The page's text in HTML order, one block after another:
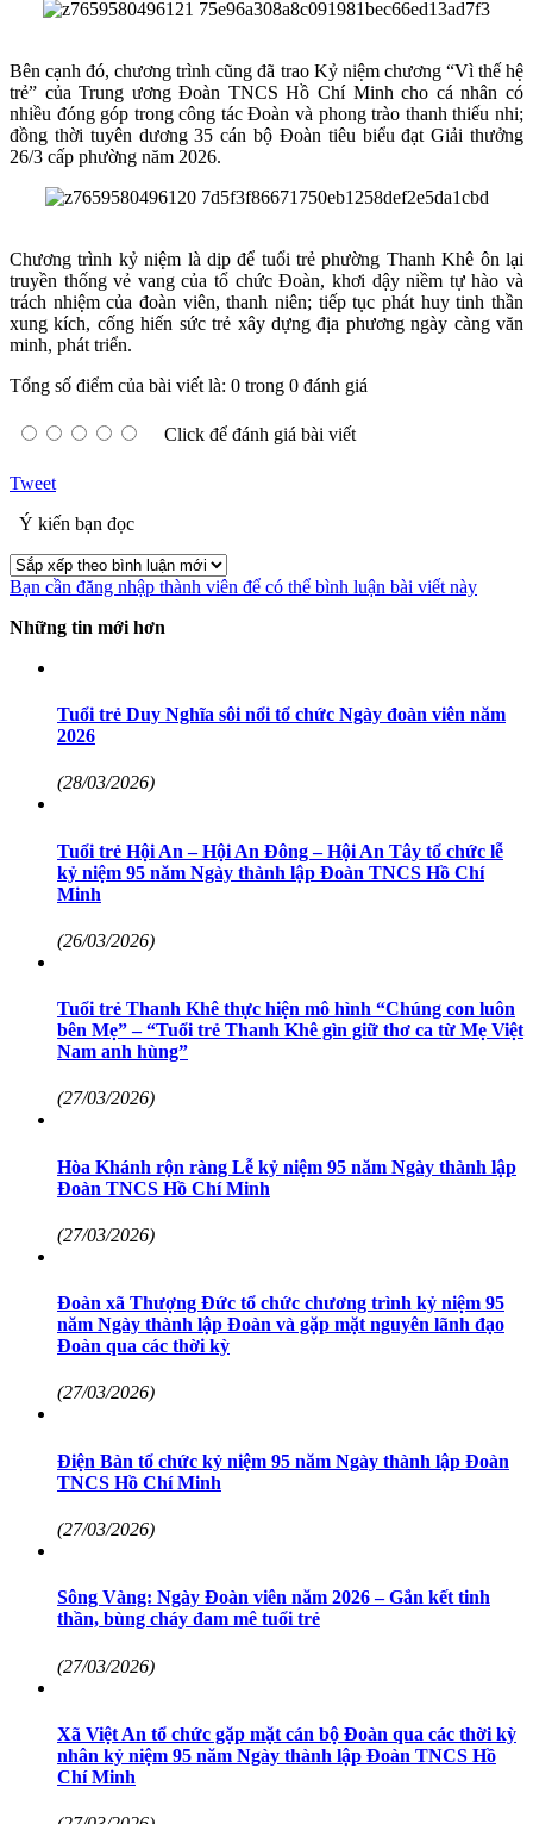
Bên cạnh đó, chương trình cũng đã trao Kỷ niệm chương “Vì thế hệ
trẻ” của Trung ương Đoàn TNCS Hồ Chí Minh cho cá nhân có
nhiều đóng góp trong công tác Đoàn và phong trào thanh thiếu nhi;
đồng thời tuyên dương 35 cán bộ Đoàn tiêu biểu đạt Giải thưởng
26/3 cấp phường năm 2026.
Chương trình kỷ niệm là dịp để tuổi trẻ phường Thanh Khê ôn lại
truyền thống vẻ vang của tổ chức Đoàn, khơi dậy niềm tự hào và
trách nhiệm của đoàn viên, thanh niên; tiếp tục phát huy tinh thần
xung kích, cống hiến sức trẻ xây dựng địa phương ngày càng văn
minh, phát triển.
Tổng số điểm của bài viết là: 0 trong 0 đánh giá
Click để đánh giá bài viết
Tweet
Ý kiến bạn đọc
Bạn cần đăng nhập thành viên để có thể bình luận bài viết này
Những tin mới hơn
Tuổi trẻ Duy Nghĩa sôi nổi tổ chức Ngày đoàn viên năm
2026
(28/03/2026)
Tuổi trẻ Hội An – Hội An Đông – Hội An Tây tổ chức lễ
kỷ niệm 95 năm Ngày thành lập Đoàn TNCS Hồ Chí
Minh
(26/03/2026)
Tuổi trẻ Thanh Khê thực hiện mô hình “Chúng con luôn
bên Mẹ” – “Tuổi trẻ Thanh Khê gìn giữ thơ ca từ Mẹ Việt
Nam anh hùng”
(27/03/2026)
Hòa Khánh rộn ràng Lễ kỷ niệm 95 năm Ngày thành lập
Đoàn TNCS Hồ Chí Minh
(27/03/2026)
Đoàn xã Thượng Đức tổ chức chương trình kỷ niệm 95
năm Ngày thành lập Đoàn và gặp mặt nguyên lãnh đạo
Đoàn qua các thời kỳ
(27/03/2026)
Điện Bàn tổ chức kỷ niệm 95 năm Ngày thành lập Đoàn
TNCS Hồ Chí Minh
(27/03/2026)
Sông Vàng: Ngày Đoàn viên năm 2026 – Gắn kết tinh
thần, bùng cháy đam mê tuổi trẻ
(27/03/2026)
Xã Việt An tổ chức gặp mặt cán bộ Đoàn qua các thời kỳ
nhân kỷ niệm 95 năm Ngày thành lập Đoàn TNCS Hồ
Chí Minh